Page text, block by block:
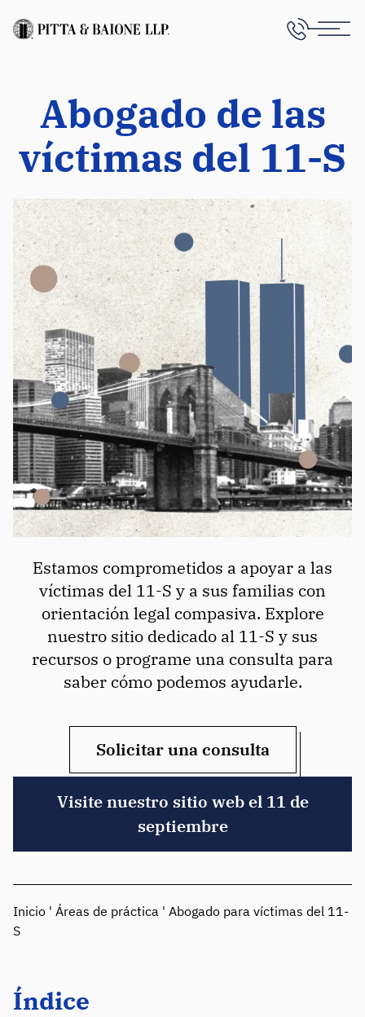
Abogado de las
víctimas del 11-S
Estamos comprometidos a apoyar a las
víctimas del 11-S y a sus familias con
orientación legal compasiva. Explore
nuestro sitio dedicado al 11-S y sus
recursos o programe una consulta para
saber cómo podemos ayudarle.
Solicitar una consulta
Visite nuestro sitio web el 11 de
septiembre
Inicio ' Áreas de práctica ' Abogado para víctimas del 11-
S
Índice